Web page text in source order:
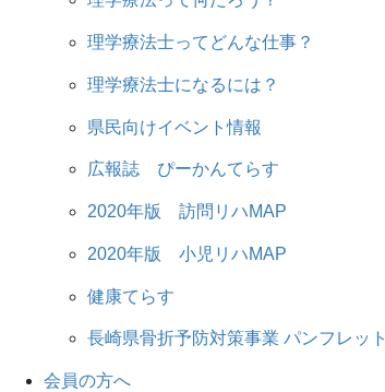
理学療法士ってどんな仕事？
理学療法士になるには？
県民向けイベント情報
広報誌 ぴーかんてらす
2020年版 訪問リハMAP
2020年版 小児リハMAP
健康てらす
長崎県骨折予防対策事業 パンフレット
会員の方へ